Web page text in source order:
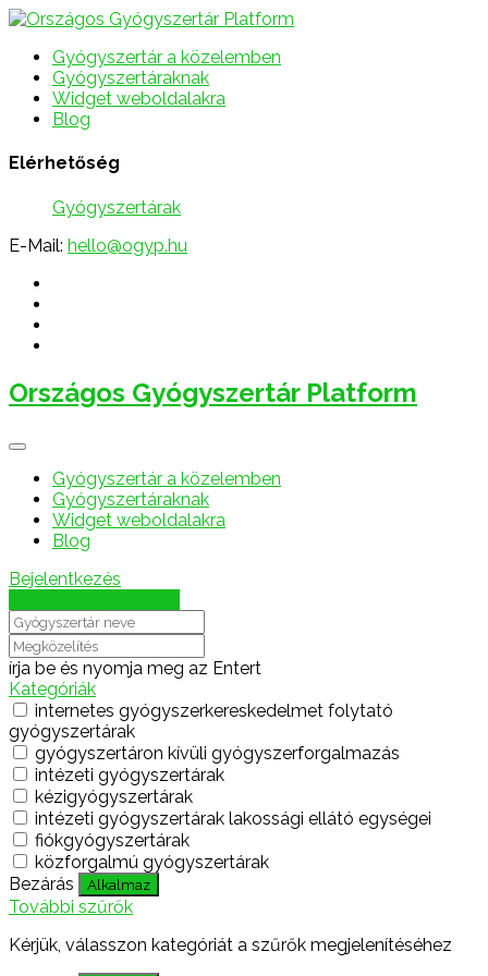
Gyógyszertár a közelemben
Gyógyszertáraknak
Widget weboldalakra
Blog
Elérhetőség
Gyógyszertárak
E-Mail: hello@ogyp.hu
Országos Gyógyszertár Platform
Gyógyszertár a közelemben
Gyógyszertáraknak
Widget weboldalakra
Blog
Bejelentkezés
írja be és nyomja meg az Entert
Kategóriák
internetes gyógyszerkereskedelmet folytató
gyógyszertárak
gyógyszertáron kívüli gyógyszerforgalmazás
intézeti gyógyszertárak
kézigyógyszertárak
intézeti gyógyszertárak lakossági ellátó egységei
fiókgyógyszertárak
közforgalmú gyógyszertárak
Bezárás
Alkalmaz
További szűrők
Kérjük, válasszon kategóriát a szűrők megjelenítéséhez